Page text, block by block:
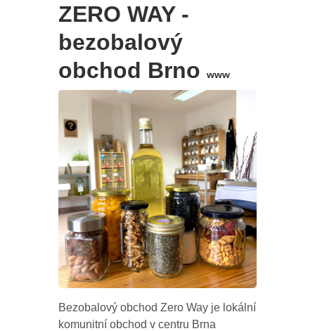
ZERO WAY -
bezobalový
obchod Brnowww
Bezobalový obchod Zero Way je lokální
komunitní obchod v centru Brna